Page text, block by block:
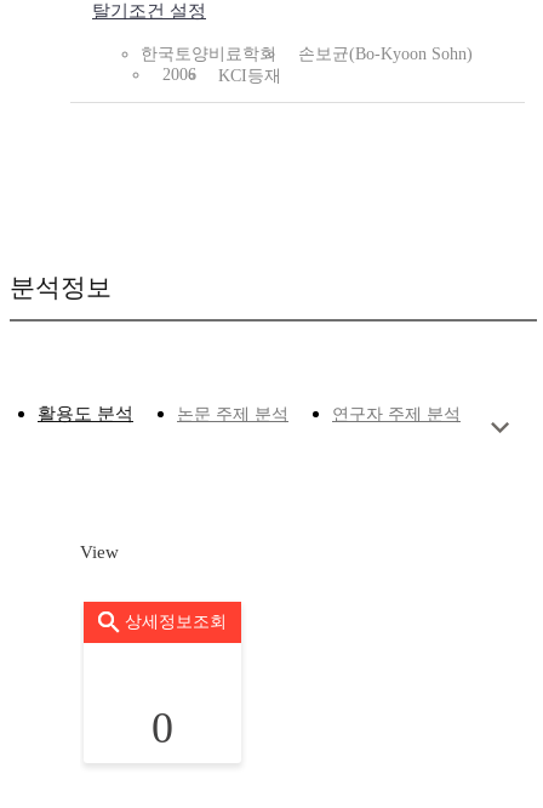
탈기조건 설정
한국토양비료학회
손보균(Bo-Kyoon Sohn)
2006
KCI등재
분석정보
활용도 분석 논문 주제 분석 연구자 주제 분석
View
상세정보조회
0